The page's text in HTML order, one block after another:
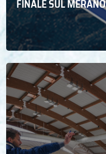
FINALE SUL MERANO